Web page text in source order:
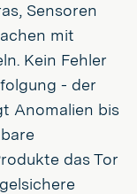
Sensoren
mit
Kein Fehler
- der
Anomalien bis
das Tor